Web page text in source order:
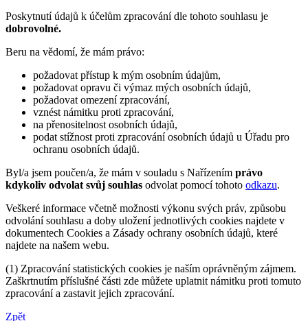
Poskytnutí údajů k účelům zpracování dle tohoto souhlasu je
dobrovolné.
Beru na vědomí, že mám právo:
požadovat přístup k mým osobním údajům,
požadovat opravu či výmaz mých osobních údajů,
požadovat omezení zpracování,
vznést námitku proti zpracování,
na přenositelnost osobních údajů,
podat stížnost proti zpracování osobních údajů u Úřadu pro
ochranu osobních údajů.
Byl/a jsem poučen/a, že mám v souladu s Nařízením právo
kdykoliv odvolat svůj souhlas odvolat pomocí tohoto odkazu.
Veškeré informace včetně možnosti výkonu svých práv, způsobu
odvolání souhlasu a doby uložení jednotlivých cookies najdete v
dokumentech Cookies a Zásady ochrany osobních údajů, které
najdete na našem webu.
(1) Zpracování statistických cookies je naším oprávněným zájmem.
Zaškrtnutím příslušné části zde můžete uplatnit námitku proti tomuto
zpracování a zastavit jejich zpracování.
Zpět